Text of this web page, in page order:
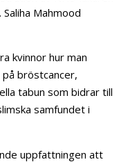
Mahmood
kvinnor hur man
bröstcancer,
tabun som bidrar till
samfundet i
uppfattningen att